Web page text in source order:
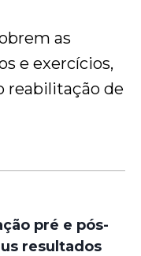
as
e exercícios,
reabilitação de
pré e pós-
resultados